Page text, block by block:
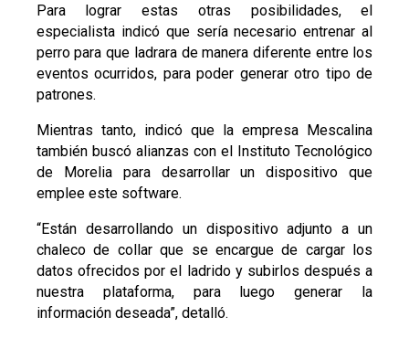
Para lograr estas otras posibilidades, el
especialista indicó que sería necesario entrenar al
perro para que ladrara de manera diferente entre los
eventos ocurridos, para poder generar otro tipo de
patrones.
Mientras tanto, indicó que la empresa Mescalina
también buscó alianzas con el Instituto Tecnológico
de Morelia para desarrollar un dispositivo que
emplee este software.
“Están desarrollando un dispositivo adjunto a un
chaleco de collar que se encargue de cargar los
datos ofrecidos por el ladrido y subirlos después a
nuestra plataforma, para luego generar la
información deseada”, detalló.